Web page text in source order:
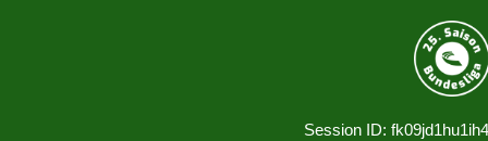
Session ID: